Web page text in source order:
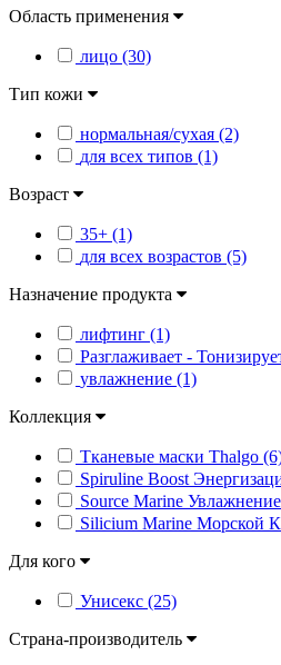
Область применения
лицо (30)
Тип кожи
нормальная/сухая (2)
для всех типов (1)
Возраст
35+ (1)
для всех возрастов (5)
Назначение продукта
лифтинг (1)
Разглаживает -
увлажнение (1)
Коллекция
Тканевые маски Thalgo
Spiruline Boost
Source Marine
Silicium Marine Морской
Для кого
Унисекс (25)
Страна-производитель